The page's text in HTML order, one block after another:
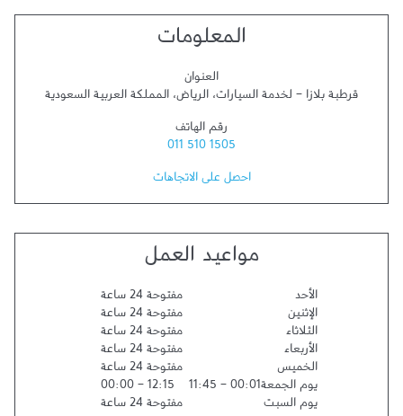
المعلومات
العنوان
قرطبة بلازا - لخدمة السيارات، الرياض، المملكة العربية السعودية
رقم الهاتف
011 510 1505
احصل على الاتجاهات
مواعيد العمل
الأحد
مفتوحة 24 ساعة
الإثنين
مفتوحة 24 ساعة
الثلاثاء
مفتوحة 24 ساعة
الأربعاء
مفتوحة 24 ساعة
الخميس
مفتوحة 24 ساعة
يوم الجمعة00:01
-
11:45
12:15
-
00:00
يوم السبت
مفتوحة 24 ساعة